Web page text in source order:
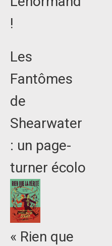
!
Les
Fantômes
de
Shearwater
: un page-
turner écolo
« Rien que